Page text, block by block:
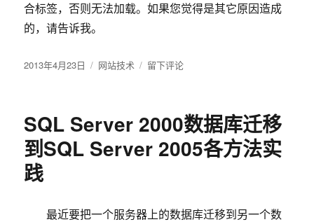
合标签，否则无法加载。如果您觉得是其它原因造成
的，请告诉我。
发
2013年4月23日
分
网站技术
于
加
问
决
留下评论
SQL Server 2000数据库迁移
到SQL Server 2005各方法实
践
最近要把一个服务器上的数据库迁移到另一个数